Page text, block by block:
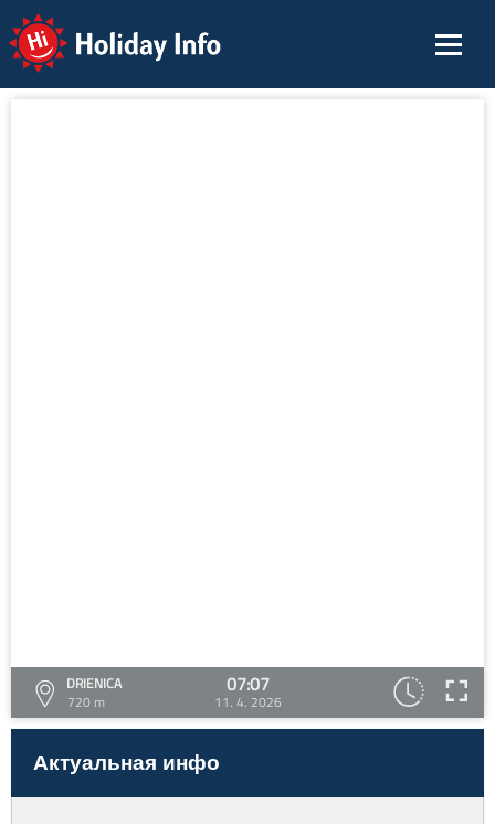
Holiday Info
DRIENICA
720 m
07:07
11. 4. 2026
Актуальная инфо